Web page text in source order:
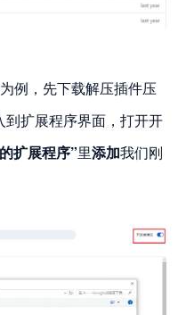
例，先下载解压插件压
扩展程序界面，打开开
扩展程序”里添加我们刚